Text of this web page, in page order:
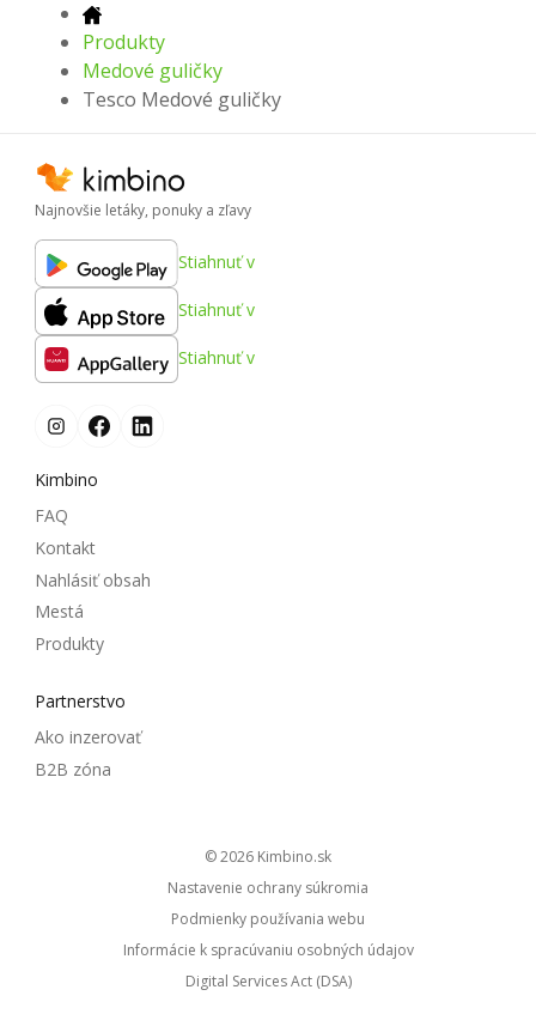
Produkty
Medové guličky
Tesco Medové guličky
Najnovšie letáky, ponuky a zľavy
Stiahnuť v
Stiahnuť v
Stiahnuť v
Kimbino
FAQ
Kontakt
Nahlásiť obsah
Mestá
Produkty
Partnerstvo
Ako inzerovať
B2B zóna
© 2026
kimbino.sk
Nastavenie ochrany súkromia
Podmienky používania webu
Informácie k spracúvaniu osobných údajov
Digital Services Act (DSA)